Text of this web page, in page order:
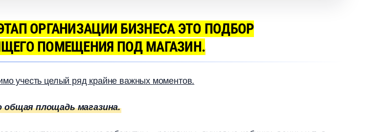
ОРГАНИЗАЦИИ БИЗНЕСА ЭТО ПОДБОР
ПОМЕЩЕНИЯ ПОД МАГАЗИН.
учесть целый ряд крайне важных моментов.
площадь магазина.